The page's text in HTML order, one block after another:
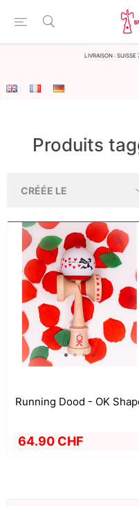
LIvraison : Suisse
Produits
Running Dood - OK
64.90 CHF